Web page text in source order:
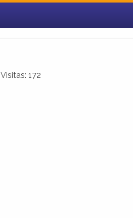
Visitas: 172